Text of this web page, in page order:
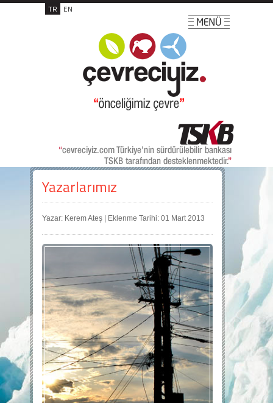
TR EN
Yazarlarımız
Yazar: Kerem Ateş | Eklenme Tarihi: 01 Mart 2013